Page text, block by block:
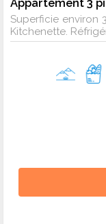
Appartement 3
Superficie environ
Kitchenette.